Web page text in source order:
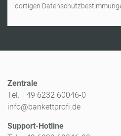
dortigen
Zentrale
Tel. +49 6232 60046-0
info@bankettprofi.de
Support-Hotline